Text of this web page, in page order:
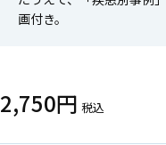
画付き。
2,750円 税込